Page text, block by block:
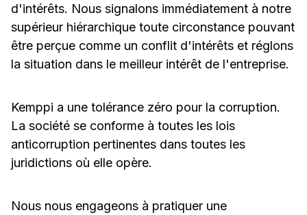
d'intérêts. Nous signalons immédiatement à notre
supérieur hiérarchique toute circonstance pouvant
être perçue comme un conflit d'intérêts et réglons
la situation dans le meilleur intérêt de l'entreprise.
Kemppi a une tolérance zéro pour la corruption.
La société se conforme à toutes les lois
anticorruption pertinentes dans toutes les
juridictions où elle opère.
Nous nous engageons à pratiquer une